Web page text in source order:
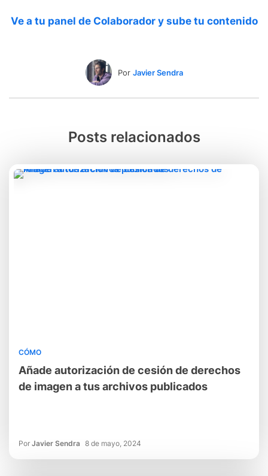
Ve a tu panel de Colaborador y sube tu contenido
Por Javier Sendra
Posts relacionados
CÓMO
Añade autorización de cesión de derechos
de imagen a tus archivos publicados
Por Javier Sendra 8 de mayo, 2024